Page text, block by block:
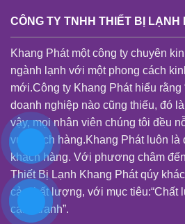
CÔNG TY TNHH THIẾT BỊ LẠNH
Khang Phát một công ty chuyên
ngành lạnh với một phong cách
mới.Công ty Khang Phát hiểu rằng
doanh nghiệp nào cũng thiếu, đó
vậy, mọi nhân viên chúng tôi đều
vụ khách hàng.Khang Phát luôn là
khách hàng. Với phương châm
Thiết Bị Lạnh Khang Phát qúy
cả, chất lượng, với mục tiêu:“Chất
cạnh tranh”.